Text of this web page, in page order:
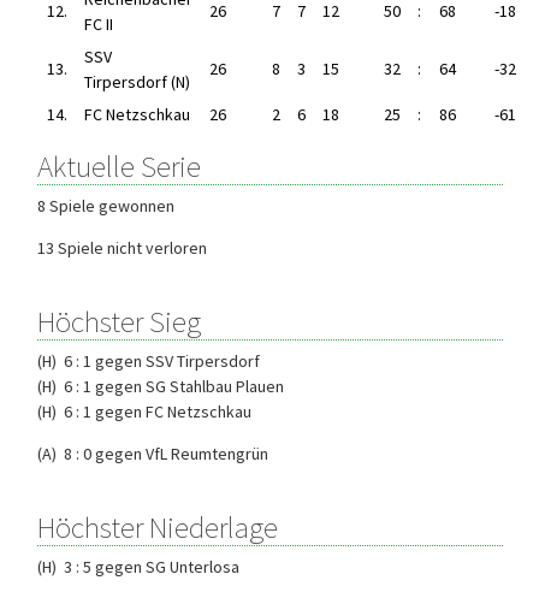
12.
FC II
26 7 7 12 50 : 68 -18
13.
SSV
Tirpersdorf (N)
26 8 3 15 32 : 64 -32
14. FC Netzschkau 26 2 6 18 25 : 86 -61
Aktuelle Serie
8 Spiele gewonnen
13 Spiele nicht verloren
Höchster Sieg
(H) 6 : 1 gegen SSV Tirpersdorf
(H) 6 : 1 gegen SG Stahlbau Plauen
(H) 6 : 1 gegen FC Netzschkau
(A) 8 : 0 gegen VfL Reumtengrün
Höchster Niederlage
(H) 3 : 5 gegen SG Unterlosa